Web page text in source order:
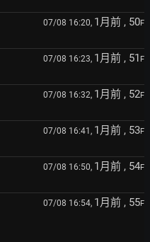
07/08 16:20, 1月前 , 50F
07/08 16:23, 1月前 , 51 F
07/08 16:32, 1月前 , 52F
07/08 16:41, 1月前 , 53F
07/08 16:50, 1月前 , 54F
07/08 16:54, 1月前 , 55F